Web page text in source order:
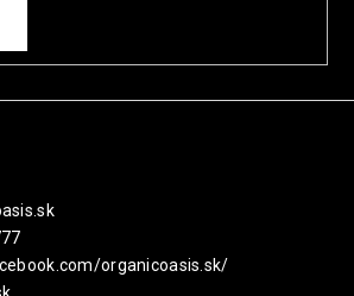
organicoasis.sk/